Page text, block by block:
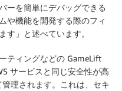
ーを簡単にデバッグできる
や機能を開発する際のフィ
す」と述べています。
ティングなどの GameLift
サービスと同じ安全性が高
理されます。これは、セキ